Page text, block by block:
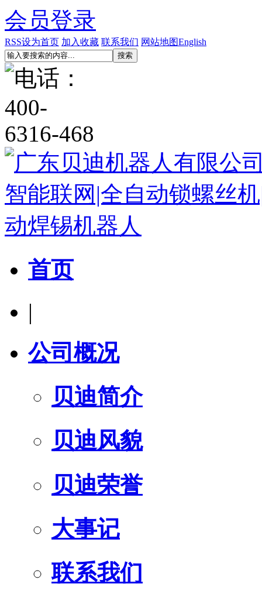
会员登录
RSS设为首页 加入收藏 联系我们 网站地图English
首页
|
公司概况
贝迪简介
贝迪风貌
贝迪荣誉
大事记
联系我们